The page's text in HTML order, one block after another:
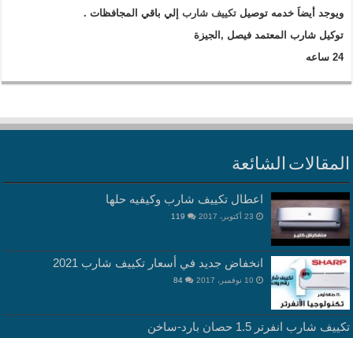
ويوجد أيضاَ خدمه توصيل تكييف شارب إلي باقي المجافظات .
توكيل شارب المعتمد فيصل ,الجيزة
24 ساعه
المقالات الشائعة
اعطال تكييف شارب وكيفيه حلها
23 أكتوبر، 2017 119
انخفاض جديد في أسعار تكييف شارب 2021
10 نوفمبر، 2017 84
تكييف شارب انفرتر 1.5 حصان بارد-ساخن